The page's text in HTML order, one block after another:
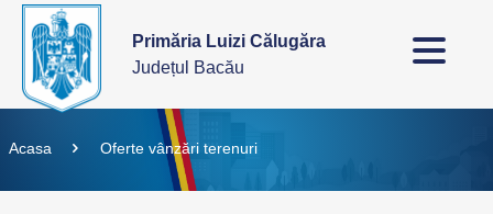
Primăria Luizi Călugăra
Județul Bacău
Acasa Oferte vânzări terenuri